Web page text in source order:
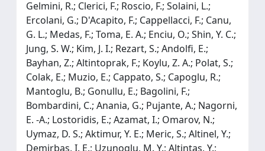
Gelmini, R.; Clerici, F.; Roscio, F.; Solaini, L.;
Ercolani, G.; D'Acapito, F.; Cappellacci, F.; Canu,
G. L.; Medas, F.; Toma, E. A.; Enciu, O.; Shin, Y. C.;
Jung, S. W.; Kim, J. I.; Rezart, S.; Andolfi, E.;
Bayhan, Z.; Altintoprak, F.; Koylu, Z. A.; Polat, S.;
Colak, E.; Muzio, E.; Cappato, S.; Capoglu, R.;
Mantoglu, B.; Gonullu, E.; Bagolini, F.;
Bombardini, C.; Anania, G.; Pujante, A.; Nagorni,
E. -A.; Lostoridis, E.; Azamat, I.; Omarov, N.;
Uymaz, D. S.; Aktimur, Y. E.; Meric, S.; Altinel, Y.;
Demirbas, I. E.; Uzunoglu, M. Y.; Altintas, Y.;